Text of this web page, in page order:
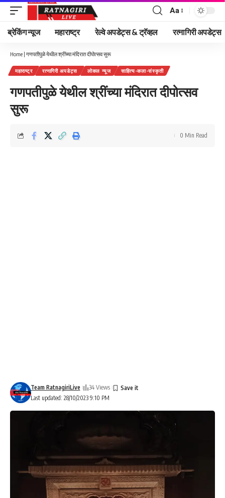
Font
Resizer
Aa
ब्रेकिंग न्यूज महाराष्ट्र रेल्वे अपडेट्स & ट्रॅव्हल रत्नागिरी अपडेट्स
Home | गणपतीपुळे येथील श्रींच्या मंदिरात दीपोत्सव सुरू
महाराष्ट्र रत्नागिरी अपडेट्स लोकल न्यूज साहित्य-कला-संस्कृती
गणपतीपुळे येथील श्रींच्या मंदिरात दीपोत्सव
सुरू
Last updated: 28/10/2023 9:10 PM
Team RatnagiriLive 34 Views
0 Min Read